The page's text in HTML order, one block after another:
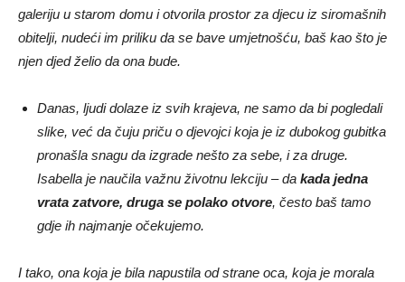
galeriju u starom domu i otvorila prostor za djecu iz siromašnih
obitelji, nudeći im priliku da se bave umjetnošću, baš kao što je
njen djed želio da ona bude.
Danas, ljudi dolaze iz svih krajeva, ne samo da bi pogledali
slike, već da čuju priču o djevojci koja je iz dubokog gubitka
pronašla snagu da izgrade nešto za sebe, i za druge.
Isabella je naučila važnu životnu lekciju – da kada jedna
vrata zatvore, druga se polako otvore, često baš tamo
gdje ih najmanje očekujemo.
I tako, ona koja je bila napustila od strane oca, koja je morala